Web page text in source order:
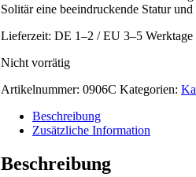
Solitär eine beeindruckende Statur
Lieferzeit: DE 1–2 / EU 3–5 Werktage
Nicht vorrätig
Artikelnummer: 0906C Kategorien:
Beschreibung
Zusätzliche Information
Beschreibung